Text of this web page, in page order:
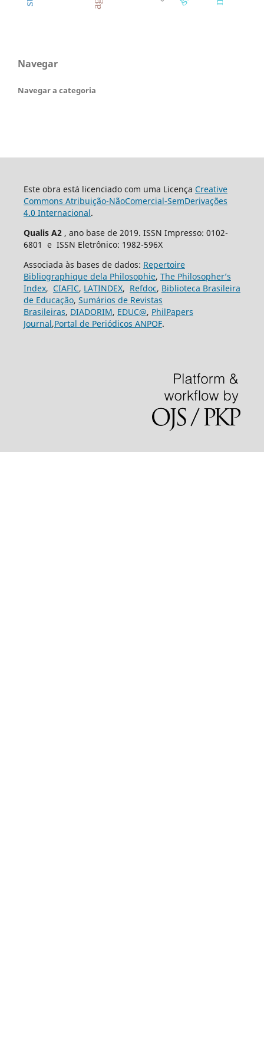
Navegar
Navegar a categoria
Este obra está licenciado com uma Licença Creative
Commons Atribuição-NãoComercial-SemDerivações
4.0 Internacional.
Qualis A2 , ano base de 2019. ISSN Impresso: 0102-
6801 e ISSN Eletrônico: 1982-596X
Associada às bases de dados: Repertoire
Bibliographique dela Philosophie, The Philosopher’s
Index, CIAFIC, LATINDEX, Refdoc, Biblioteca Brasileira
de Educação, Sumários de Revistas
Brasileiras, DIADORIM, EDUC@, PhilPapers
Journal,Portal de Periódicos ANPOF.